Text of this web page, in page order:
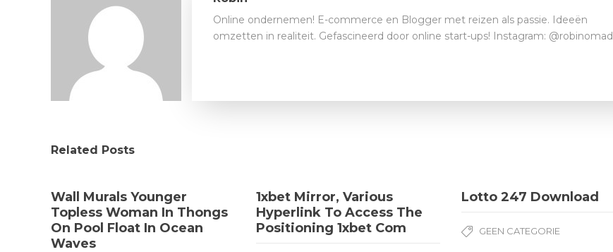
Online ondernemen! E-commerce en Blogger met reizen als passie. Ideeën
omzetten in realiteit. Gefascineerd door online start-ups! Instagram: @robinomad
Related Posts
Wall Murals Younger
Topless Woman In Thongs
On Pool Float In Ocean
Waves
1xbet Mirror, Various
Hyperlink To Access The
Positioning 1xbet Com
Lotto 247 Download
GEEN CATEGORIE